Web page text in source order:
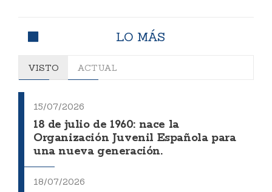
LO MÁS
VISTO ACTUAL
15/07/2026
18 de julio de 1960: nace la
Organización Juvenil Española para
una nueva generación.
18/07/2026